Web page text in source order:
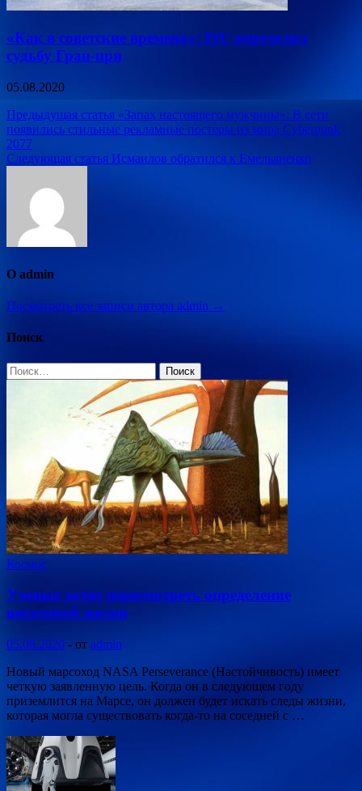
«Как в советские времена»: ISU определил
судьбу Гран-при
05.08.2020
Навигация
по
записям
Предыдущая статья «Запах настоящего мужчины»: В сети
появились стильные рекламные постеры из мира Cyberpunk
2077
Следующая статья Исмаилов обратился к Емельяненко
О admin
Посмотреть все записи автора admin →
Поиск
Найти:
Космос
Ученые хотят пересмотреть определение
внеземной жизни
05.08.2020 - от admin
Новый марсоход NASA Perseverance (Настойчивость) имеет
четкую заявленную цель. Когда он в следующем году
приземлится на Марсе, он должен будет искать следы жизни,
которая могла существовать когда-то на соседней с …